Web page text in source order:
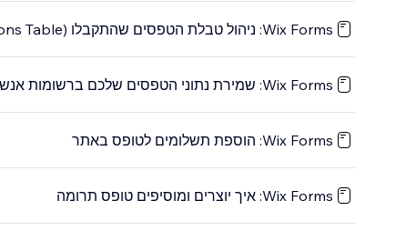
Wix Forms: ניהול טבלת הטפסים שהתקבלו (Submissions Table)
Wix Forms: שמירת נתוני הטפסים שלכם ברשומות אנשי הקשר
Wix Forms: הוספת תשלומים לטופס באתר
Wix Forms: איך יוצרים ומוסיפים טופס תרומה